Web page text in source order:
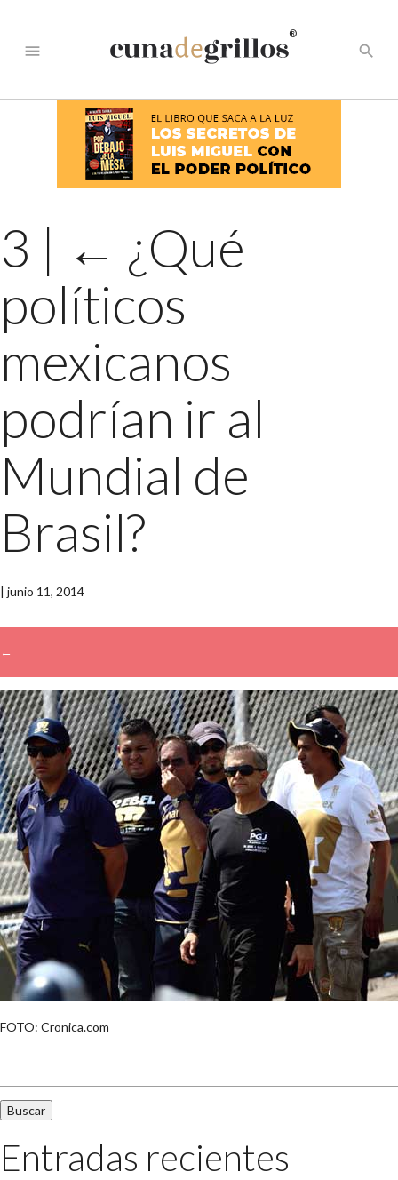
menu
®
search
3 | ← ¿Qué
políticos
mexicanos
podrían ir al
Mundial de
Brasil?
| junio 11, 2014
←
→
FOTO: Cronica.com
Entradas recientes